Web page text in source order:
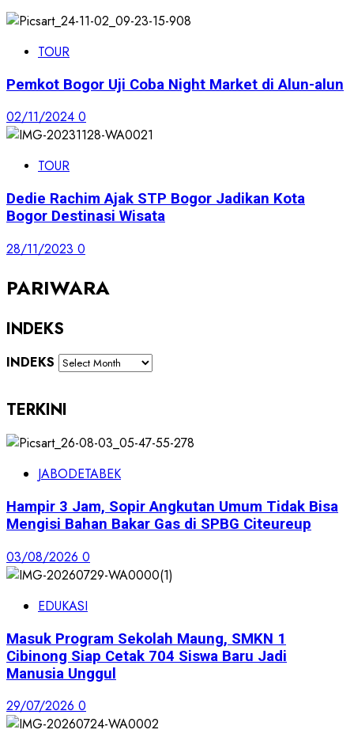
TOUR
Pemkot Bogor Uji Coba Night Market di Alun-alun
02/11/2024 0
TOUR
Dedie Rachim Ajak STP Bogor Jadikan Kota
Bogor Destinasi Wisata
28/11/2023 0
PARIWARA
INDEKS
INDEKS
TERKINI
JABODETABEK
Hampir 3 Jam, Sopir Angkutan Umum Tidak Bisa
Mengisi Bahan Bakar Gas di SPBG Citeureup
03/08/2026 0
EDUKASI
Masuk Program Sekolah Maung, SMKN 1
Cibinong Siap Cetak 704 Siswa Baru Jadi
Manusia Unggul
29/07/2026 0